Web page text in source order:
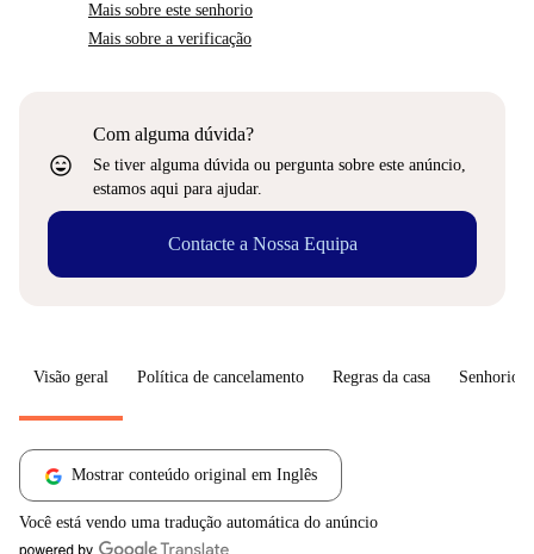
Mais sobre este senhorio
Mais sobre a verificação
sentiment_very_satisfied
Com alguma dúvida?
Se tiver alguma dúvida ou pergunta sobre este anúncio,
estamos aqui para ajudar.
Contacte a Nossa Equipa
Visão geral Política de cancelamento Regras da casa Senhorio
Mostrar conteúdo original em Inglês
Você está vendo uma tradução automática do anúncio